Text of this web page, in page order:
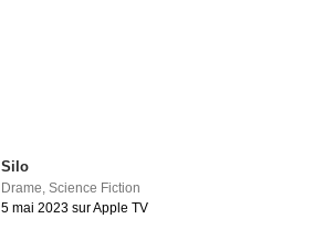
Silo
Drame ,Science Fiction
5 mai 2023 sur Apple TV